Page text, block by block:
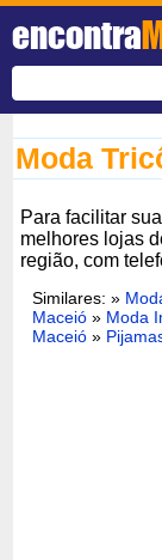
encontra
Moda
Para facilitar
melhores lojas
região, com
Similares: »
Maceió » Moda
Maceió »